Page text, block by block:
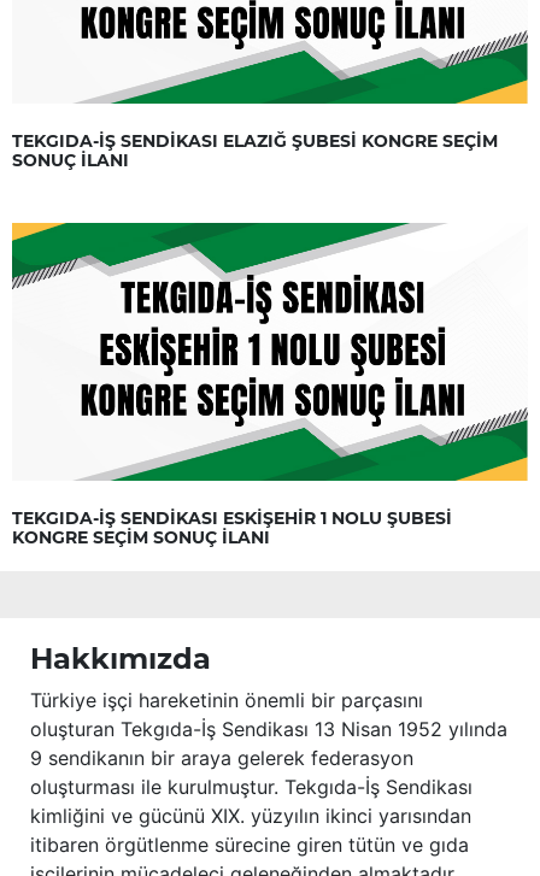
TEKGIDA-İŞ SENDİKASI ELAZIĞ ŞUBESİ KONGRE SEÇİM
SONUÇ İLANI
TEKGIDA-İŞ SENDİKASI ESKİŞEHİR 1 NOLU ŞUBESİ
KONGRE SEÇİM SONUÇ İLANI
Hakkımızda
Türkiye işçi hareketinin önemli bir parçasını
oluşturan Tekgıda-İş Sendikası 13 Nisan 1952 yılında
9 sendikanın bir araya gelerek federasyon
oluşturması ile kurulmuştur. Tekgıda-İş Sendikası
kimliğini ve gücünü XIX. yüzyılın ikinci yarısından
itibaren örgütlenme sürecine giren tütün ve gıda